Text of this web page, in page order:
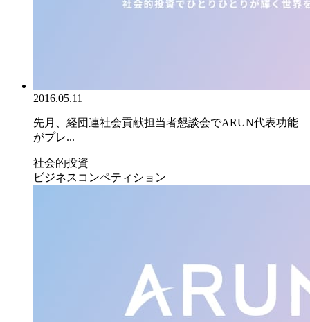
2016.05.11
先月、経団連社会貢献担当者懇談会でARUN代表功能
がプレ...
社会的投資
ビジネスコンペティション